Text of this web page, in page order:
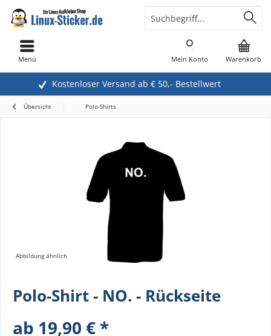
Kostenloser Versand ab € 50,- Bestellwert
Warenkorb
Mein Konto
Menü
Übersicht Polo-Shirts
Abbildung ähnlich
Polo-Shirt - NO. - Rückseite
ab 19,90 € *